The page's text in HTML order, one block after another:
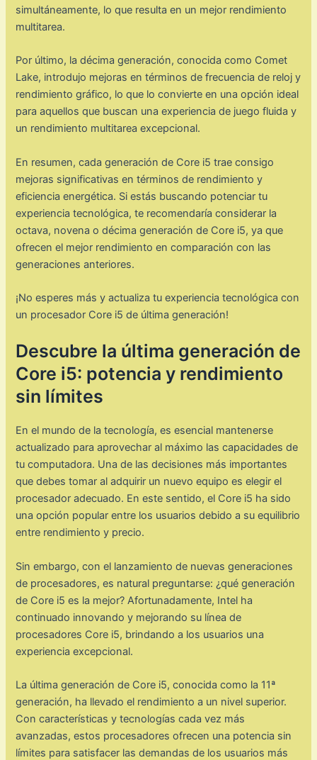
simultáneamente, lo que resulta en un mejor rendimiento
multitarea.
Por último, la décima generación, conocida como Comet
Lake, introdujo mejoras en términos de frecuencia de reloj y
rendimiento gráfico, lo que lo convierte en una opción ideal
para aquellos que buscan una experiencia de juego fluida y
un rendimiento multitarea excepcional.
En resumen, cada generación de Core i5 trae consigo
mejoras significativas en términos de rendimiento y
eficiencia energética. Si estás buscando potenciar tu
experiencia tecnológica, te recomendaría considerar la
octava, novena o décima generación de Core i5, ya que
ofrecen el mejor rendimiento en comparación con las
generaciones anteriores.
¡No esperes más y actualiza tu experiencia tecnológica con
un procesador Core i5 de última generación!
Descubre la última generación de
Core i5: potencia y rendimiento
sin límites
En el mundo de la tecnología, es esencial mantenerse
actualizado para aprovechar al máximo las capacidades de
tu computadora. Una de las decisiones más importantes
que debes tomar al adquirir un nuevo equipo es elegir el
procesador adecuado. En este sentido, el Core i5 ha sido
una opción popular entre los usuarios debido a su equilibrio
entre rendimiento y precio.
Sin embargo, con el lanzamiento de nuevas generaciones
de procesadores, es natural preguntarse: ¿qué generación
de Core i5 es la mejor? Afortunadamente, Intel ha
continuado innovando y mejorando su línea de
procesadores Core i5, brindando a los usuarios una
experiencia excepcional.
La última generación de Core i5, conocida como la 11ª
generación, ha llevado el rendimiento a un nivel superior.
Con características y tecnologías cada vez más
avanzadas, estos procesadores ofrecen una potencia sin
límites para satisfacer las demandas de los usuarios más